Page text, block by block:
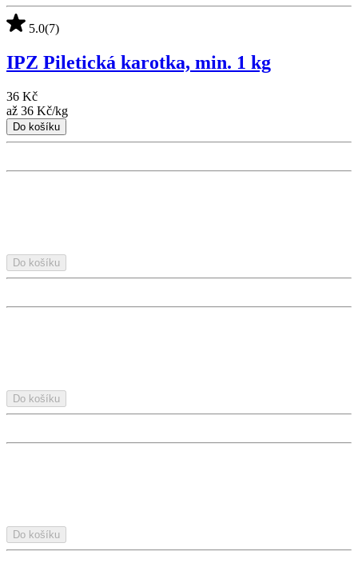
5.0(7)
IPZ Piletická karotka, min. 1 kg
36 Kč
až 36 Kč/kg
Do košíku
Do košíku
Do košíku
Do košíku